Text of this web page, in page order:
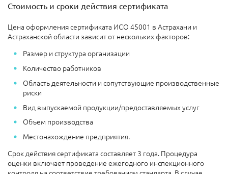
Стоимость и сроки действия сертификата
Цена оформления сертификата ИСО 45001 в Астрахани и
Астраханской области зависит от нескольких факторов:
Размер и структура организации
Количество работников
Область деятельности и сопутствующие производственные
риски
Вид выпускаемой продукции/предоставляемых услуг
Объем производства
Местонахождение предприятия.
Срок действия сертификата составляет 3 года. Процедура
оценки включает проведение ежегодного инспекционного